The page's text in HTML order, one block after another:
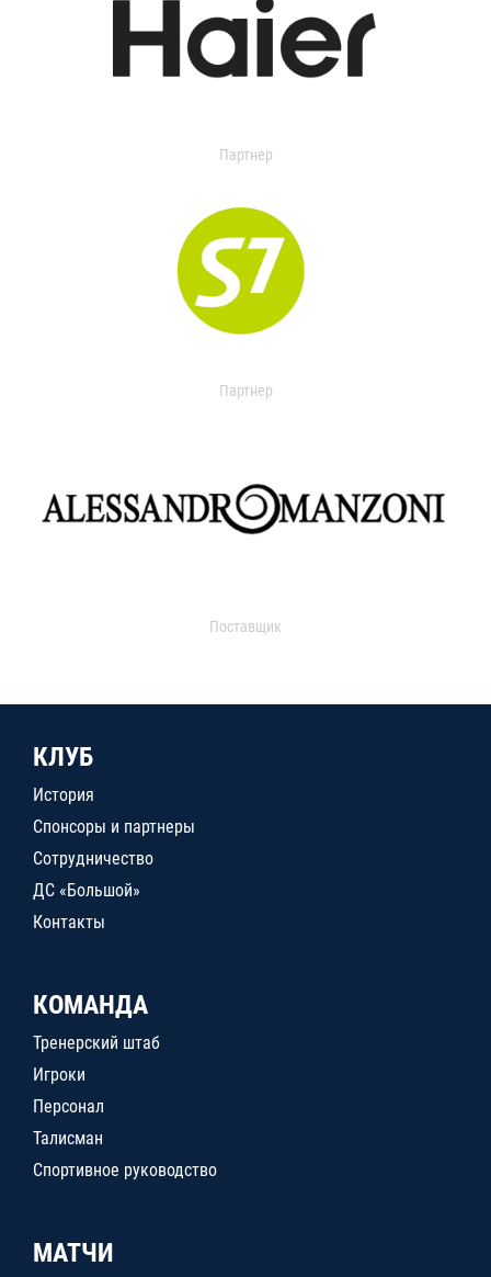
Партнер
Партнер
Поставщик
КЛУБ
История
Спонсоры и партнеры
Сотрудничество
ДС «Большой»
Контакты
КОМАНДА
Тренерский штаб
Игроки
Персонал
Талисман
Спортивное руководство
МАТЧИ